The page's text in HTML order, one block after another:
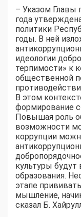
– Указом Главы
года
политики
годы. В ней
идеологии
терпимости» к
общественной
В этом
формирование
Повышая роль
возможности
коррупции
культуры
образования.
этапе
мышление,
сказал Б.